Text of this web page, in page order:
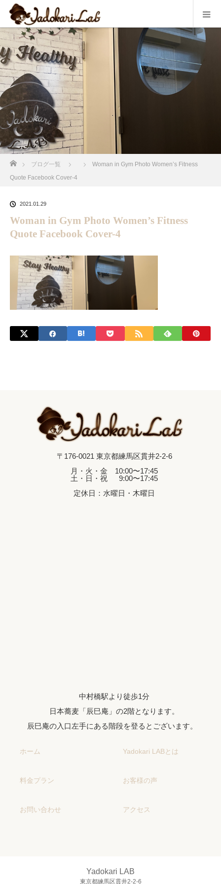
ブログ一覧
Woman in Gym Photo Women’s Fitness
Quote Facebook Cover-4
2021.01.29
Woman in Gym Photo Women’s Fitness
Quote Facebook Cover-4
〒176-0021 東京都練馬区貫井2-2-6
月・火・金 10:00〜17:45
土・日・祝 9:00〜17:45
定休日：水曜日・木曜日
中村橋駅より徒歩1分
日本蕎麦「辰巳庵」の2階となります。
辰巳庵の入口左手にある階段を登るとございます。
ホーム Yadokari LABとは
料金プラン お客様の声
お問い合わせ アクセス
Yadokari LAB
東京都練馬区貫井2-2-6